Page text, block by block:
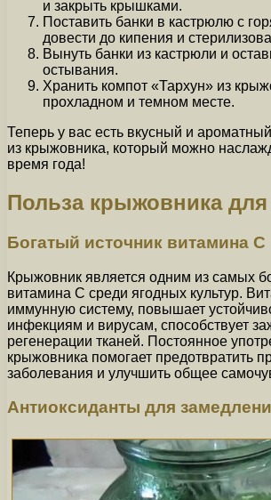
и закрыть крышками.
Поставить банки в кастрюлю с
довести до кипения и
Вынуть банки из кастрюли и
остывания.
Хранить компот «Тархун» из
прохладном и темном месте.
Теперь у вас есть вкусный и
из крыжовника, который можно
время года!
Польза крыжовника
Богатый источник витамина С
Крыжовник является одним из самых
витамина С среди ягодных культур.
иммунную систему, повышает
инфекциям и вирусам, способствует
регенерации тканей. Постоянное
крыжовника помогает предотвратить
заболевания и улучшить общее
Антиоксиданты для